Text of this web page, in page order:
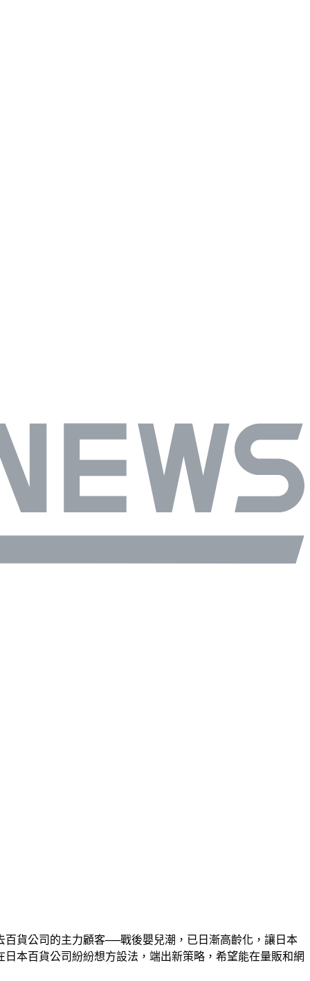
貨公司的主力顧客──戰後嬰兒潮，已日漸高齡化，讓日本
本百貨公司紛紛想方設法，端出新策略，希望能在量販和網